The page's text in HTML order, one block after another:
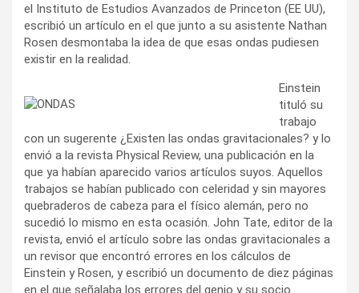
el Instituto de Estudios Avanzados de Princeton (EE UU),
escribió un artículo en el que junto a su asistente Nathan
Rosen desmontaba la idea de que esas ondas pudiesen
existir en la realidad.
Einstein
tituló su
trabajo
con un sugerente ¿Existen las ondas gravitacionales? y lo
envió a la revista Physical Review, una publicación en la
que ya habían aparecido varios artículos suyos. Aquellos
trabajos se habían publicado con celeridad y sin mayores
quebraderos de cabeza para el físico alemán, pero no
sucedió lo mismo en esta ocasión. John Tate, editor de la
revista, envió el artículo sobre las ondas gravitacionales a
un revisor que encontró errores en los cálculos de
Einstein y Rosen, y escribió un documento de diez páginas
en el que señalaba los errores del genio y su socio.